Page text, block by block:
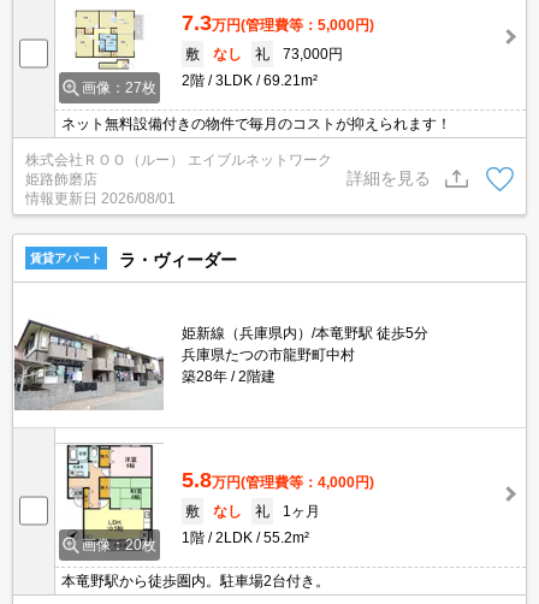
画像：27枚
7.3万円(管理費等：5,000円)
敷
なし 礼
73,000円
2階
3LDK 69.21m²
ネット無料設備付きの物件で毎月のコストが抑えられます！
株式会社ＲＯＯ（ルー） エイブルネットワーク
姫路飾磨店
情報更新日 2026/08/01
詳細を見る
賃貸アパート ラ・ヴィーダー
姫新線（兵庫県内）/本竜野駅 徒歩5分
兵庫県たつの市龍野町中村
築28年
2階建
画像：20枚
5.8万円(管理費等：4,000円)
敷
なし 礼
1ヶ月
1階
2LDK 55.2m²
本竜野駅から徒歩圏内。駐車場2台付き。